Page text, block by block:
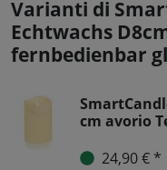
Varianti di
Echtwachs
fernbedienbar
cm avorio
24,90 € *